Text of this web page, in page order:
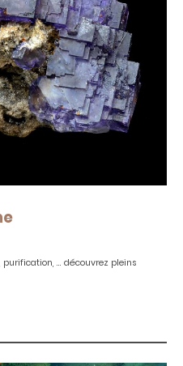
... découvrez pleins